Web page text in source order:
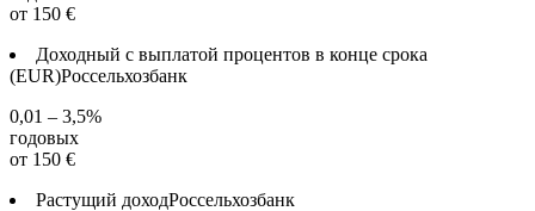
от 150 €
Доходный с выплатой процентов в конце срока
(EUR)Россельхозбанк
0,01 – 3,5%
годовых
от 150 €
Растущий доходРоссельхозбанк